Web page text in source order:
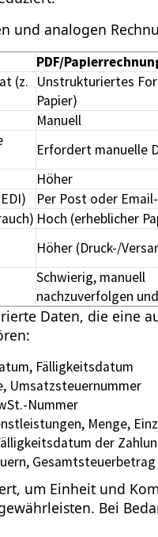
und analogen
PDF/
(z. Unstrukturiertes
Papier)
Manuell
Erfordert manuelle
Höher
Per Post oder
Hoch (erheblicher
Höher (Druck-/
Schwierig, manuell
nachzuverfolgen
Daten, die eine
Fälligkeitsdatum
Umsatzsteuernummer
Nummer
Menge,
der
Gesamtsteuerbetrag
um Einheit und
Bei